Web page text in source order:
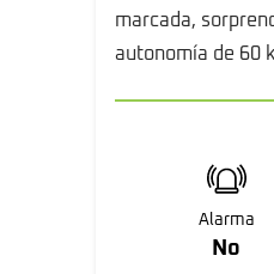
marcada,
autonomía de 60
Alarma
No